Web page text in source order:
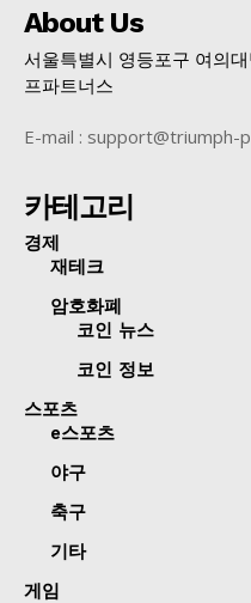
About Us
서울특별시 영등포구 여의
프파트너스
E-mail : support@triumph-
카테고리
경제
재테크
암호화폐
코인 뉴스
코인 정보
스포츠
e스포츠
야구
축구
기타
게임